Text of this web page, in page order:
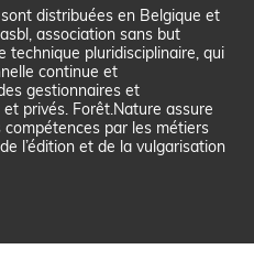
distribuées en Belgique et
association sans but
technique pluridisciplinaire, qui
continue et
gestionnaires et
privés. Forêt.Nature assure
par les métiers
l’édition et de la vulgarisation